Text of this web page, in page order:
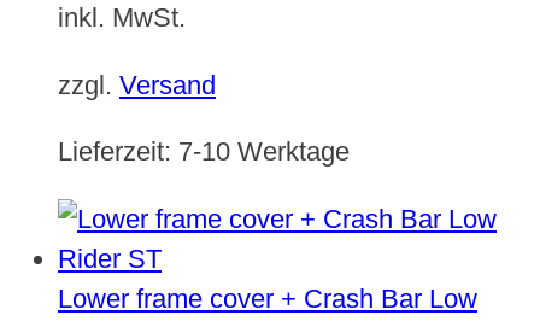
inkl. MwSt.
zzgl. Versand
Lieferzeit: 7-10 Werktage
Lower frame cover + Crash Bar Low